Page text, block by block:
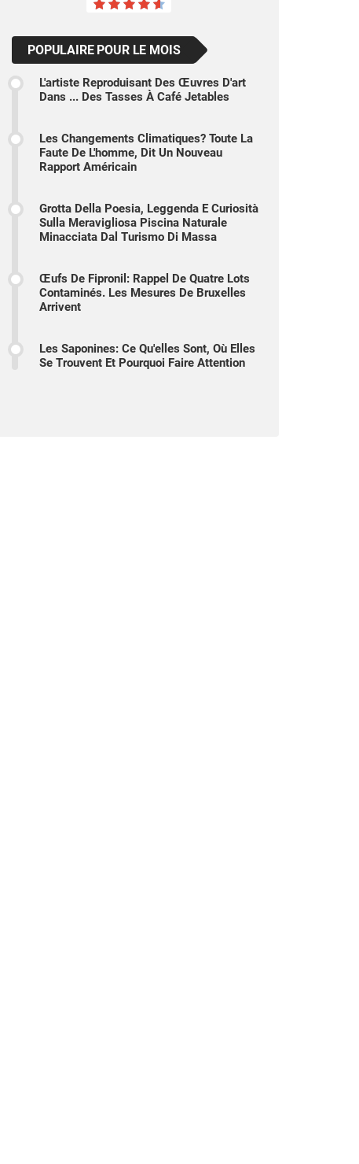
POPULAIRE POUR LE MOIS
L'artiste Reproduisant Des Œuvres D'art
Dans ... Des Tasses À Café Jetables
Les Changements Climatiques? Toute La
Faute De L'homme, Dit Un Nouveau
Rapport Américain
Grotta Della Poesia, Leggenda E Curiosità
Sulla Meravigliosa Piscina Naturale
Minacciata Dal Turismo Di Massa
Œufs De Fipronil: Rappel De Quatre Lots
Contaminés. Les Mesures De Bruxelles
Arrivent
Les Saponines: Ce Qu'elles Sont, Où Elles
Se Trouvent Et Pourquoi Faire Attention